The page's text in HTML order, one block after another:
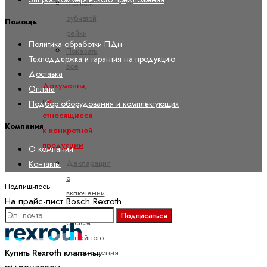
Монтаж
зубчатой
рейки
Показать
все
Документы,
не
относящиеся
к конкретной
продукции
Декларация
о
включении
для
систем
линейного
перемещения
Помощь
Политика обработки ПДн
Техподдержка и гарантия на продукцию
Доставка
Оплата
Подбор оборудования и комплектующих
Компания
О компании
Контакты
Подпишитесь
На прайс-лист Bosch Rexroth
Подписаться
Купить Rexroth клапаны,